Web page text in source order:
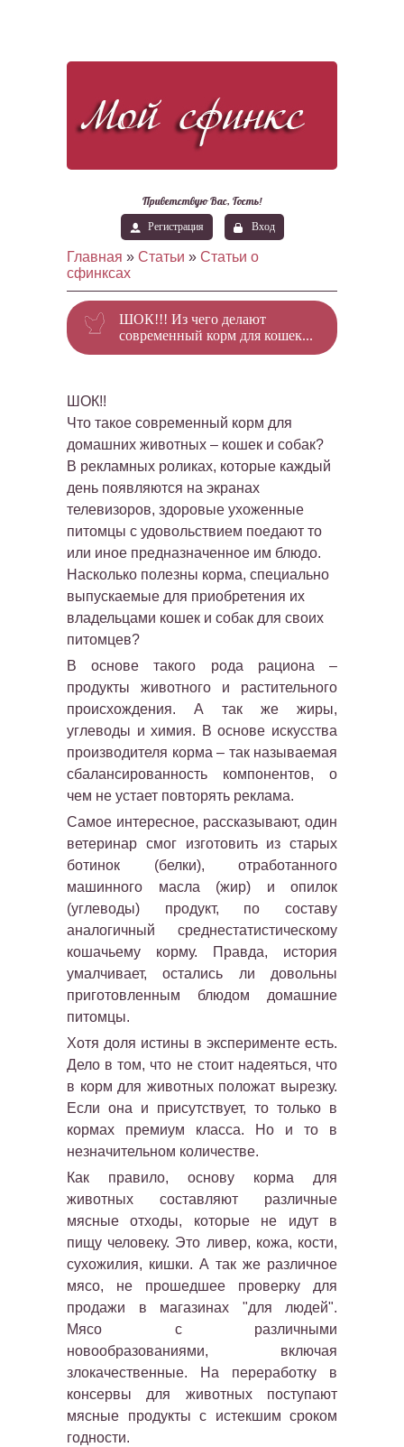
Приветствую Вас, Гость!
Регистрация Вход
Главная » Статьи » Статьи о
сфинксах
ШОК!!! Из чего делают
современный корм для кошек...
ШОК!!
Что такое современный корм для
домашних животных – кошек и собак?
В рекламных роликах, которые каждый
день появляются на экранах
телевизоров, здоровые ухоженные
питомцы с удовольствием поедают то
или иное предназначенное им блюдо.
Насколько полезны корма, специально
выпускаемые для приобретения их
владельцами кошек и собак для своих
питомцев?
В основе такого рода рациона –
продукты животного и растительного
происхождения. А так же жиры,
углеводы и химия. В основе искусства
производителя корма – так называемая
сбалансированность компонентов, о
чем не устает повторять реклама.
Самое интересное, рассказывают, один
ветеринар смог изготовить из старых
ботинок (белки), отработанного
машинного масла (жир) и опилок
(углеводы) продукт, по составу
аналогичный среднестатистическому
кошачьему корму. Правда, история
умалчивает, остались ли довольны
приготовленным блюдом домашние
питомцы.
Хотя доля истины в эксперименте есть.
Дело в том, что не стоит надеяться, что
в корм для животных положат вырезку.
Если она и присутствует, то только в
кормах премиум класса. Но и то в
незначительном количестве.
Как правило, основу корма для
животных составляют различные
мясные отходы, которые не идут в
пищу человеку. Это ливер, кожа, кости,
сухожилия, кишки. А так же различное
мясо, не прошедшее проверку для
продажи в магазинах "для людей".
Мясо с различными
новообразованиями, включая
злокачественные. На переработку в
консервы для животных поступают
мясные продукты с истекшим сроком
годности.